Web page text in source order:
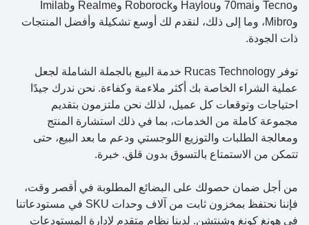
وTecno و70mai وHaylou وRoborock وRealme وImilab
وMibro، وما إلى ذلك، لنقدم لك أوسع تشكيلة وأفضل المنتجات
ذات الجودة.
توفر Rucas Technology خدمة البيع بالجملة الشاملة لجعل
عملية الشراء الخاصة بك أكثر ملاءمة وكفاءة. نحن ندرك جيدًا
احتياجات وتوقعات كل عميل، لذلك نحن ملتزمون بتقديم
مجموعة كاملة من الخدمات، بما في ذلك استشارة المنتج
ومعالجة الطلبات والتوزيع اللوجستي ودعم ما بعد البيع، حتى
تتمكن من الاستمتاع بالتسوق بدون قلق. خبرة.
من أجل ضمان حصولك على البضائع المطلوبة في أقصر وقت،
فإننا نحتفظ بمخزون ثابت من آلاف وحدات SKU في مستودعاتنا
في هونغ كونغ وشنتشن. لدينا نظام متقدم لإدارة المستودعات